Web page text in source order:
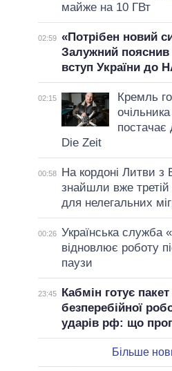
майже на 10 ГВт
02:59 «Потрібен новий
Залужний пояснив
вступ України до
02:15
Кремль
постачає
Die Zeit
00:58
На кордоні Литви з
знайшли вже
для нелегальних
00:26 Українська служба
відновлює роботу
паузи
23:45
Кабмін готує
безперебійної
ударів рф: що
Більше